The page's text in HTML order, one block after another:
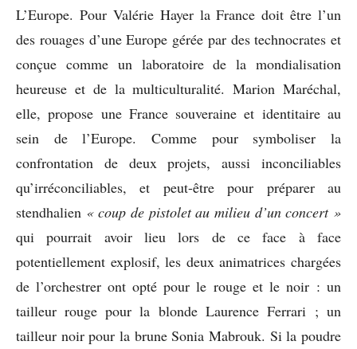
L’Europe. Pour Valérie Hayer la France doit être l’un
des rouages d’une Europe gérée par des technocrates et
conçue comme un laboratoire de la mondialisation
heureuse et de la multiculturalité. Marion Maréchal,
elle, propose une France souveraine et identitaire au
sein de l’Europe. Comme pour symboliser la
confrontation de deux projets, aussi inconciliables
qu’irréconciliables, et peut-être pour préparer au
stendhalien « coup de pistolet au milieu d’un concert »
qui pourrait avoir lieu lors de ce face à face
potentiellement explosif, les deux animatrices chargées
de l’orchestrer ont opté pour le rouge et le noir : un
tailleur rouge pour la blonde Laurence Ferrari ; un
tailleur noir pour la brune Sonia Mabrouk. Si la poudre